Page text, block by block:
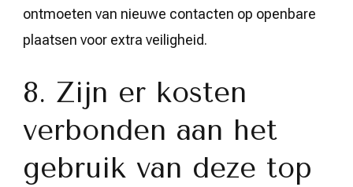
ontmoeten van nieuwe contacten op openbare
plaatsen voor extra veiligheid.
8. Zijn er kosten
verbonden aan het
gebruik van deze top